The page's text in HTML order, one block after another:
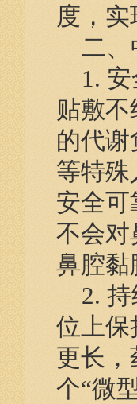
度，
二、
1. 安
贴敷
的代
等特
安全
不会对
鼻腔黏
2. 持
位上保
更长
个“微